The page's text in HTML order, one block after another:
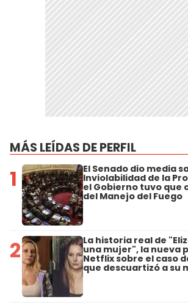
MÁS LEÍDAS DE PERFIL
1 El Senado dio media
Inviolabilidad de la
el Gobierno tuvo que
del Manejo del Fuego
2 La historia real de
una mujer", la nueva
Netflix sobre el caso
que descuartizó a su